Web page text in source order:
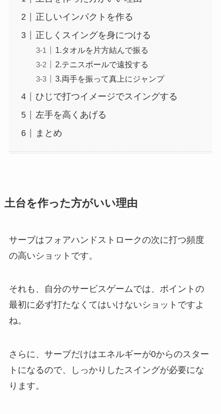
正しいインパクトを作る
正しくスイングを身につける
1.タオルを片方結んで振る
2.テニスボールで遠投する
3.両手を振って真上にジャンプ
ひじで打つイメージでスイングする
左手を高くあげる
まとめ
土台を作った方がいい理由
サーブはフォアハンドストロークの次に打つ頻度
の高いショットです。
それも、自分のサービスゲームでは、ポイントの
最初に必ず打たなくてはいけないショットですよ
ね。
さらに、サーブだけはエネルギーが0からのスター
トになるので、しっかりしたスイングが必要にな
ります。